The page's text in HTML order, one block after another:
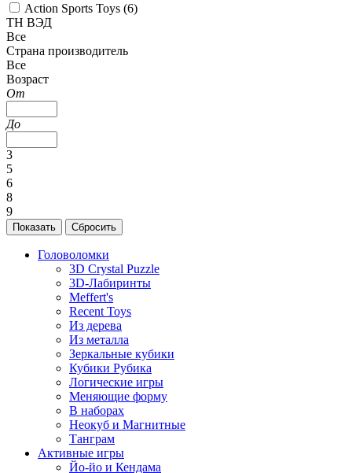
Action Sports Toys (6)
ТН ВЭД
Все
Страна производитель
Все
Возраст
От
До
3
5
6
8
9
Головоломки
3D Crystal Puzzle
3D-Лабиринты
Meffert's
Recent Toys
Из дерева
Из металла
Зеркальные кубики
Кубики Рубика
Логические игры
Меняющие форму
В наборах
Неокуб и Магнитные
Танграм
Активные игры
Йо-йо и Кендама